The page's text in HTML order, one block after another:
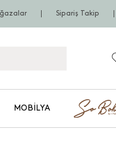
Sipariş Takip
MOBILYA